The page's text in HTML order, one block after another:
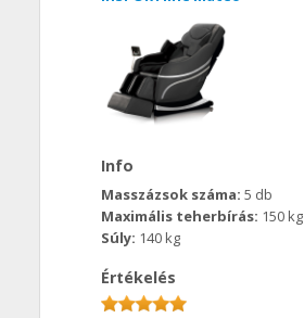
Info
Masszázsok száma: 5 db
Maximális teherbírás: 150 kg
Súly: 140 kg
Értékelés